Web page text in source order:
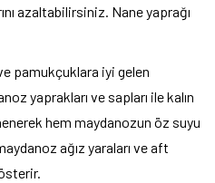
azaltabilirsiniz. Nane yaprağı
pamukçuklara iyi gelen
yaprakları ve sapları ile kalın
hem maydanozun öz suyu
ağız yaraları ve aft